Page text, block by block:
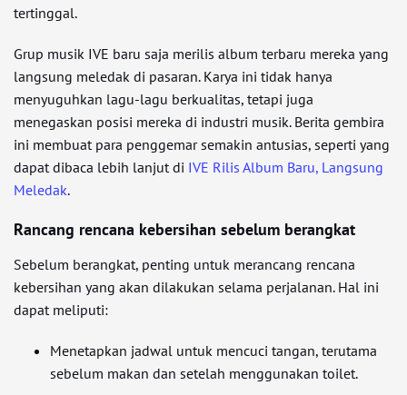
tertinggal.
Grup musik IVE baru saja merilis album terbaru mereka yang
langsung meledak di pasaran. Karya ini tidak hanya
menyuguhkan lagu-lagu berkualitas, tetapi juga
menegaskan posisi mereka di industri musik. Berita gembira
ini membuat para penggemar semakin antusias, seperti yang
dapat dibaca lebih lanjut di IVE Rilis Album Baru, Langsung
Meledak.
Rancang rencana kebersihan sebelum berangkat
Sebelum berangkat, penting untuk merancang rencana
kebersihan yang akan dilakukan selama perjalanan. Hal ini
dapat meliputi:
Menetapkan jadwal untuk mencuci tangan, terutama
sebelum makan dan setelah menggunakan toilet.